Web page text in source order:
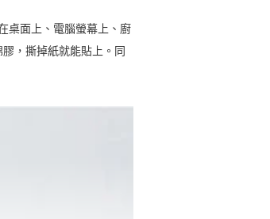
桌面上、電腦螢幕上、廚
，撕掉紙就能貼上。同